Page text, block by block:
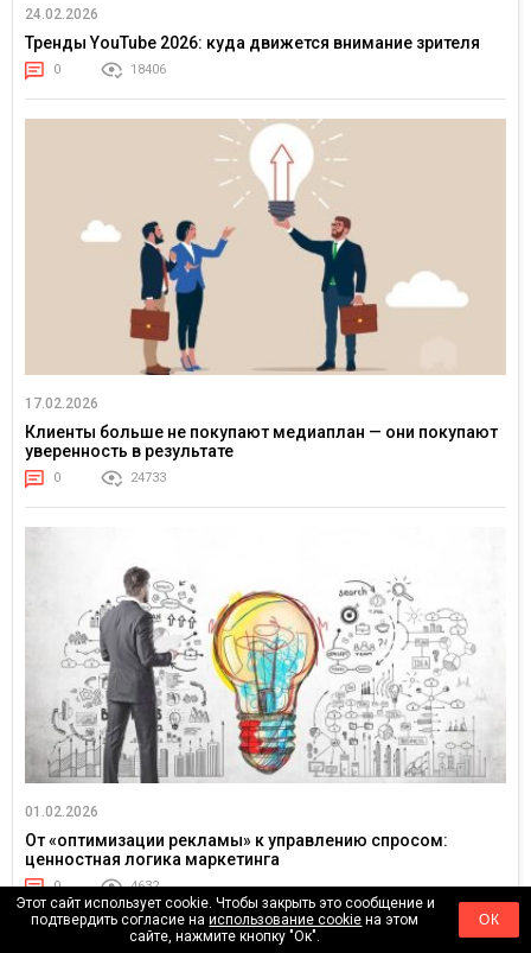
24.02.2026
Тренды YouTube 2026: куда движется внимание зрителя
0 18406
17.02.2026
Клиенты больше не покупают медиаплан — они покупают
уверенность в результате
0 24733
01.02.2026
От «оптимизации рекламы» к управлению спросом:
ценностная логика маркетинга
0 4632
Этот сайт использует cookie. Чтобы закрыть это сообщение и
подтвердить согласие наиспользование cookie на этом
сайте, нажмите кнопку "Ок".
ОК